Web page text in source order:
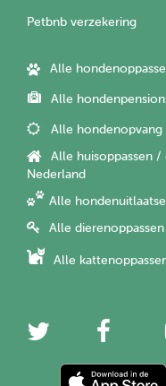
Petbnb verzekering
Alle
Alle
Alle hondenopvang
Alle huisoppassen /
Nederland
Alle
Alle
Alle